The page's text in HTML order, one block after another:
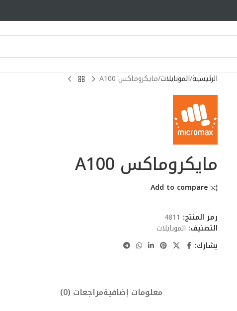
الرئيسية الموبايلات مايكروماكس A100
مايكروماكس A100
Add to compare
رمز المنتج: 4811
التصنيف: الموبايلات
يشارك:
معلومات إضافيةمراجعات (0)